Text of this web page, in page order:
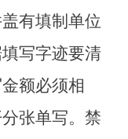
有填制单位
写字迹要清
额必须相
张单写。禁